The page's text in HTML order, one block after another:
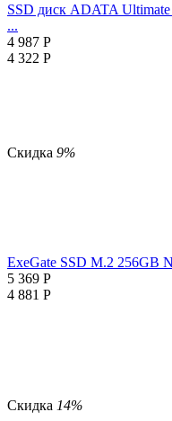
SSD диск ADATA
...
4 987 Р
4 322 Р
Скидка 9%
ExeGate SSD M.2 256GB
5 369 Р
4 881 Р
Скидка 14%